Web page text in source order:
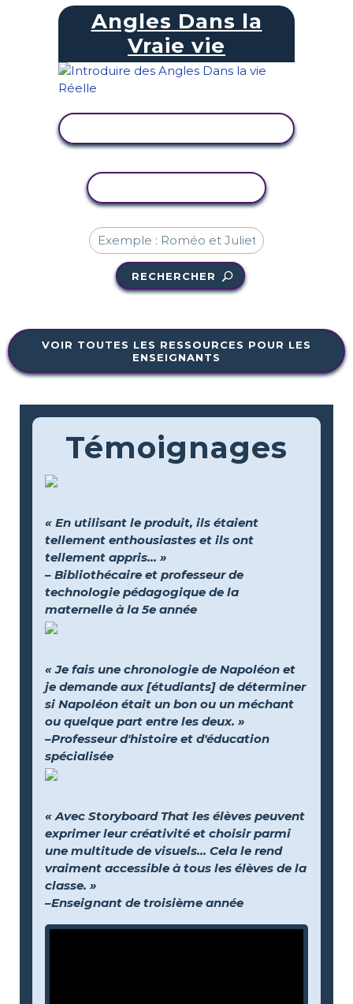
Angles Dans la
Vraie vie
RECHERCHER
VOIR TOUTES LES RESSOURCES POUR LES
ENSEIGNANTS
Témoignages
« En utilisant le produit, ils étaient
tellement enthousiastes et ils ont
tellement appris... »
– Bibliothécaire et professeur de
technologie pédagogique de la
maternelle à la 5e année
« Je fais une chronologie de Napoléon et
je demande aux [étudiants] de déterminer
si Napoléon était un bon ou un méchant
ou quelque part entre les deux. »
–Professeur d'histoire et d'éducation
spécialisée
« Avec Storyboard That les élèves peuvent
exprimer leur créativité et choisir parmi
une multitude de visuels… Cela le rend
vraiment accessible à tous les élèves de la
classe. »
–Enseignant de troisième année